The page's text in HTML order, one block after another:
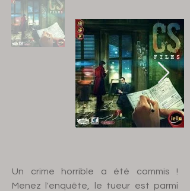
Un crime horrible a été commis !
Menez l'enquête, le tueur est parmi